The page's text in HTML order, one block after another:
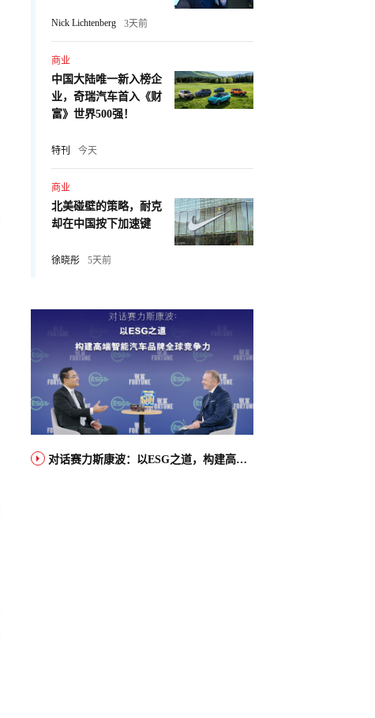
Nick Lichtenberg 3天前
商业
中国大陆唯一新入榜企
业，奇瑞汽车首入《财
富》世界500强！
特刊 今天
商业
北美碰壁的策略，耐克
却在中国按下加速键
徐晓彤 5天前
对话赛力斯康波：以ESG之道，构建高端智能汽车品牌全球竞争力